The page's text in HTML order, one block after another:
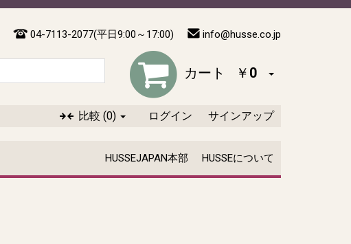
04-7113-2077(平日9:00～17:00) info@husse.co.jp
カート ￥0
比較 (0) ログイン サインアップ
HUSSEJAPAN本部 HUSSEについて